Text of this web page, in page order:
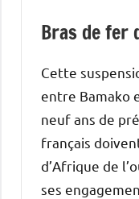
Bras de fer
Cette
entre Bamako
neuf ans de
français
d’Afrique de
ses